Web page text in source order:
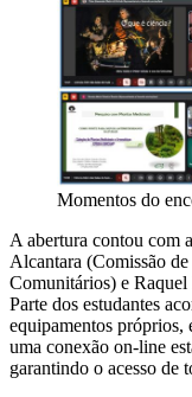
Momentos do
A abertura contou com
Alcantara (Comissão
Comunitários) e
Parte dos estudantes
equipamentos próprios,
uma conexão on-line
garantindo o acesso de